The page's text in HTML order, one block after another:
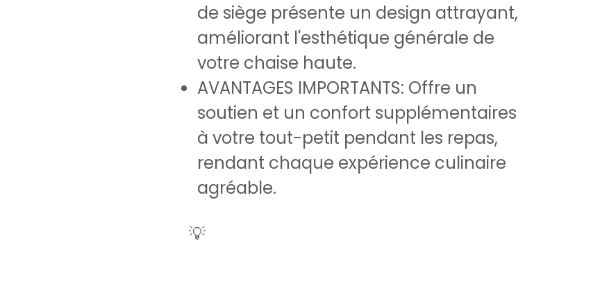
de siège présente un design attrayant,
améliorant l'esthétique générale de
votre chaise haute.
AVANTAGES IMPORTANTS: Offre un
soutien et un confort supplémentaires
à votre tout-petit pendant les repas,
rendant chaque expérience culinaire
agréable.
💡